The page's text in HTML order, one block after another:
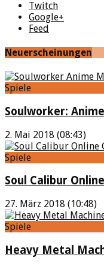
Twitch
Google+
Feed
Neuerscheinungen
Spiele
Soulworker:
2. Mai 2018 (08:43)
Spiele
Soul Calibur
27. März 2018 (10:48)
Spiele
Heavy Metal